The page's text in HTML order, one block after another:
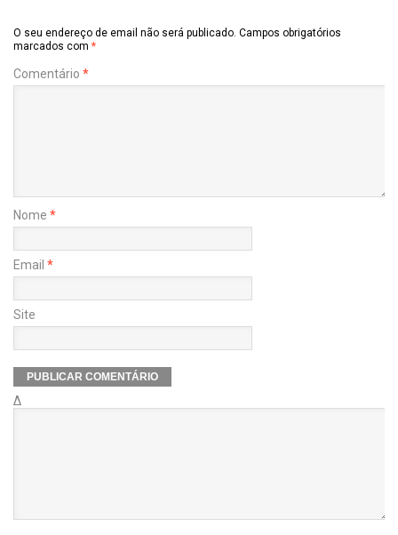
O seu endereço de email não será publicado. Campos obrigatórios
marcados com *
Comentário *
Nome *
Email *
Site
Δ